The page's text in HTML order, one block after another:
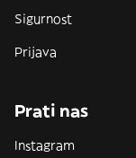
Sigurnost
Prijava
Prati nas
Instagram